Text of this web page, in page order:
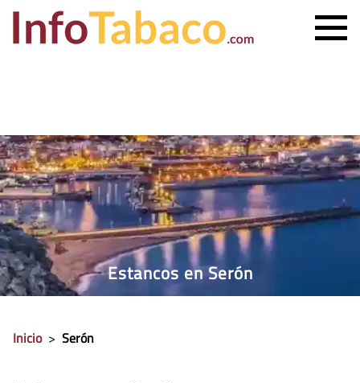
ESTANCO MÁS CERCANO
CONTACTO
Estancos en Serón
Inicio > Serón